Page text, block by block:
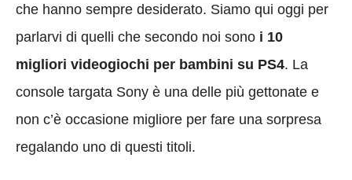
che hanno sempre desiderato. Siamo qui oggi per
parlarvi di quelli che secondo noi sono i 10
migliori videogiochi per bambini su PS4. La
console targata Sony è una delle più gettonate e
non c’è occasione migliore per fare una sorpresa
regalando uno di questi titoli.